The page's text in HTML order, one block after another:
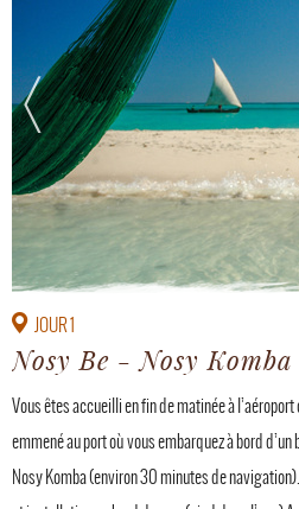
JOUR 1
Nosy Be - Nosy Komba
Vous êtes accueilli en fin de matinée à
emmené au port où vous embarquez à bord d’un
Nosy Komba (environ 30 minutes de